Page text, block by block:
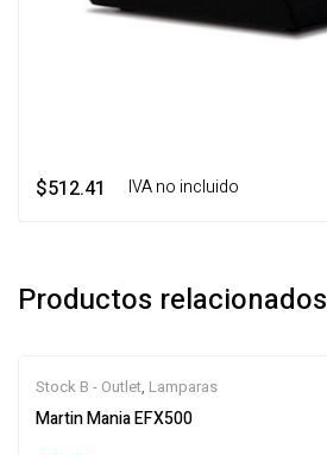
$512.41 ‎ ‎ ‎ IVA no incluido
Productos relacionados
Stock B - Outlet, Lamparas
Martin Mania EFX500